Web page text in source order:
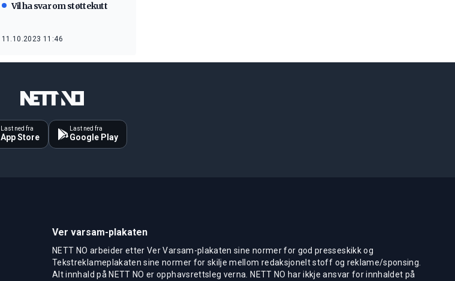
Vil ha svar om støttekutt
11.10.2023 11:46
Last ned fra
App Store
Last ned fra
Google Play
Ver varsam-plakaten
NETT NO arbeider etter Ver Varsam-plakaten sine normer for god presseskikk og
Tekstreklameplakaten sine normer for skilje mellom redaksjonelt stoff og reklame/sponsing.
Alt innhald på NETT NO er opphavsrettsleg verna. NETT NO har ikkje ansvar for innhaldet på